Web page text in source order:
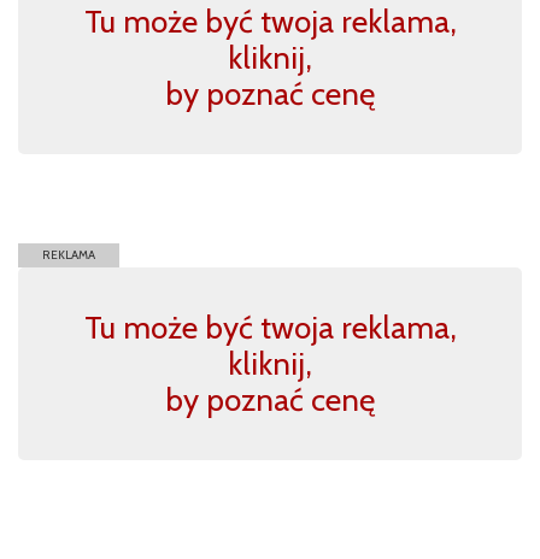
Tu może być twoja reklama,
kliknij,
by poznać cenę
REKLAMA
Tu może być twoja reklama,
kliknij,
by poznać cenę